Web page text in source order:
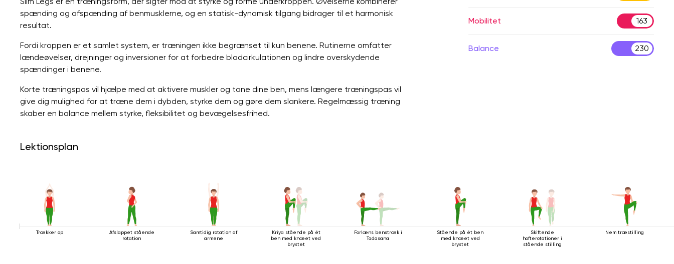
spænding og afspænding af benmusklerne, og en statisk-dynamisk tilgang bidrager til et harmonisk
resultat.
Fordi kroppen er et samlet system, er træningen ikke begrænset til kun benene. Rutinerne omfatter
lændeøvelser, drejninger og inversioner for at forbedre blodcirkulationen og lindre overskydende
spændinger i benene.
Korte træningspas vil hjælpe med at aktivere muskler og tone dine ben, mens længere træningspas vil
give dig mulighed for at træne dem i dybden, styrke dem og gøre dem slankere. Regelmæssig træning
skaber en balance mellem styrke, fleksibilitet og bevægelsesfrihed.
Mobilitet 163
Balance 230
Lektionsplan
Trækker op
Afslappet stående
rotation
Samtidig rotation af
armene
Kriya stående på ét
ben med knæet ved
brystet
Forlæns benstræk i
Tadasana
Stående på ét ben
med knæet ved
brystet
Skiftende
hofterotationer i
stående stilling
Nem træstilling